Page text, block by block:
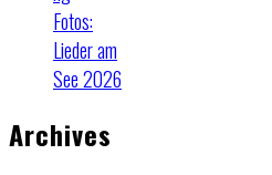
Fotos:
Lieder am
See 2026
Archives